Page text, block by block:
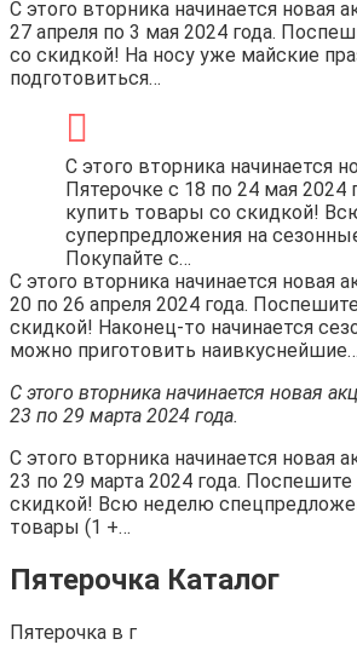
С этого вторника начинается новая
27 апреля по 3 мая 2024 года.
со скидкой! На носу уже майские
подготовиться…
С этого вторника начинается
Пятерочке с 18 по 24 мая 2024
купить товары со скидкой!
суперпредложения на
Покупайте с…
С этого вторника начинается новая
20 по 26 апреля 2024 года.
скидкой! Наконец-то начинается
можно приготовить наивкуснейшие…
С этого вторника начинается новая
23 по 29 марта 2024 года.
С этого вторника начинается новая
23 по 29 марта 2024 года.
скидкой! Всю неделю
товары (1 +…
Пятерочка Каталог
Пятерочка в г